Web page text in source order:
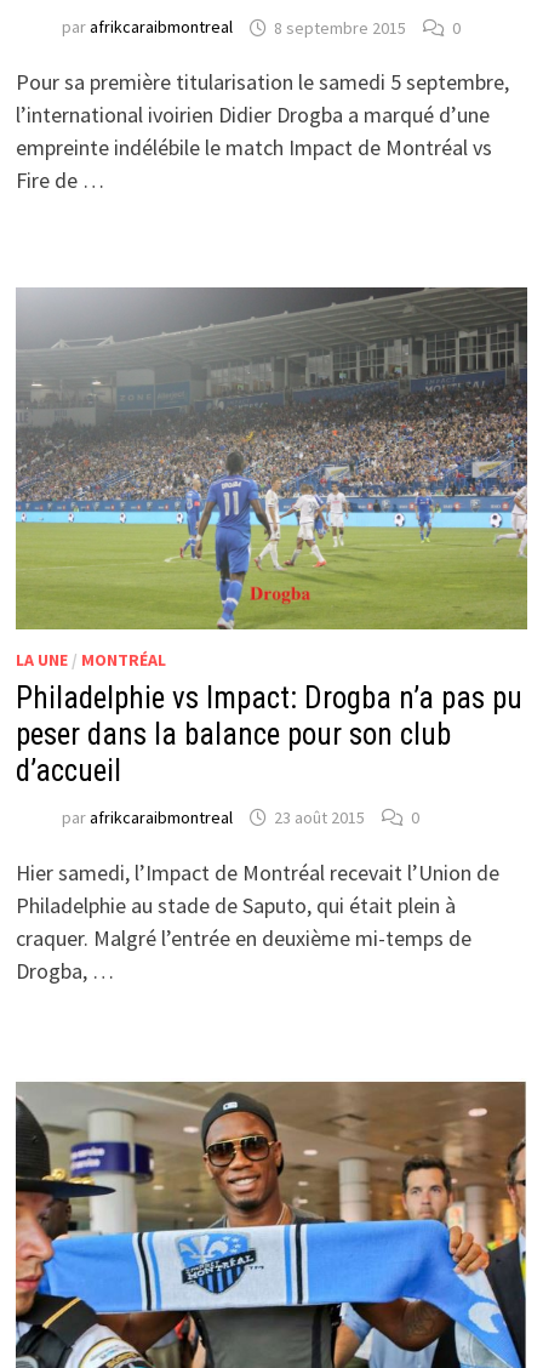
parafrikcaraibmontreal 8 septembre 2015 0
Pour sa première titularisation le samedi 5 septembre,
l’international ivoirien Didier Drogba a marqué d’une
empreinte indélébile le match Impact de Montréal vs
Fire de …
LA UNE/ MONTRÉAL
Philadelphie vs Impact: Drogba n’a pas pu
peser dans la balance pour son club
d’accueil
parafrikcaraibmontreal 23 août 2015 0
Hier samedi, l’Impact de Montréal recevait l’Union de
Philadelphie au stade de Saputo, qui était plein à
craquer. Malgré l’entrée en deuxième mi-temps de
Drogba, …